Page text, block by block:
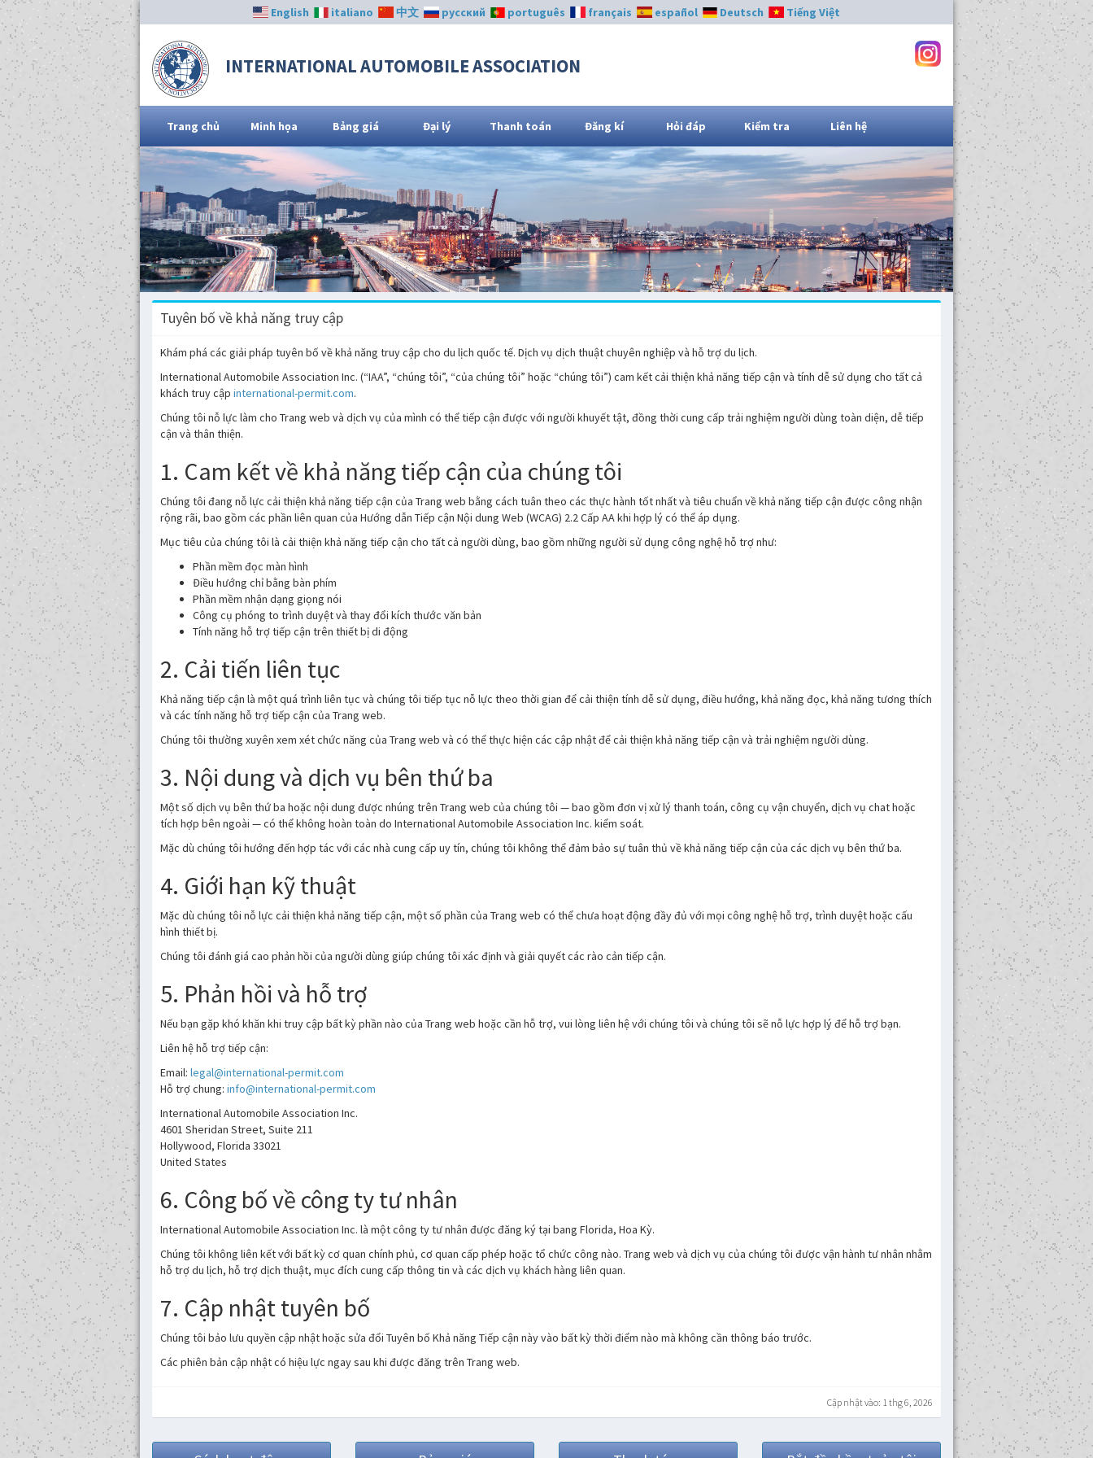
INTERNATIONAL AUTOMOBILE ASSOCIATION
English italiano 中文 русский português français español Deutsch Tiếng Việt
Trang chủ Minh họa Bảng giá Đại lý Thanh toán Đăng kí Hỏi đáp Kiểm tra Liên hệ
Tuyên bố về khả năng truy cập
Khám phá các giải pháp tuyên bố về khả năng truy cập cho du lịch quốc tế. Dịch vụ dịch thuật chuyên nghiệp và hỗ trợ du lịch.
International Automobile Association Inc. (“IAA”, “chúng tôi”, “của chúng tôi” hoặc “chúng tôi”) cam kết cải thiện khả năng tiếp cận và tính dễ sử dụng cho tất cả
khách truy cập international-permit.com.
Chúng tôi nỗ lực làm cho Trang web và dịch vụ của mình có thể tiếp cận được với người khuyết tật, đồng thời cung cấp trải nghiệm người dùng toàn diện, dễ tiếp
cận và thân thiện.
1. Cam kết về khả năng tiếp cận của chúng tôi
Chúng tôi đang nỗ lực cải thiện khả năng tiếp cận của Trang web bằng cách tuân theo các thực hành tốt nhất và tiêu chuẩn về khả năng tiếp cận được công nhận
rộng rãi, bao gồm các phần liên quan của Hướng dẫn Tiếp cận Nội dung Web (WCAG) 2.2 Cấp AA khi hợp lý có thể áp dụng.
Mục tiêu của chúng tôi là cải thiện khả năng tiếp cận cho tất cả người dùng, bao gồm những người sử dụng công nghệ hỗ trợ như:
Phần mềm đọc màn hình
Điều hướng chỉ bằng bàn phím
Phần mềm nhận dạng giọng nói
Công cụ phóng to trình duyệt và thay đổi kích thước văn bản
Tính năng hỗ trợ tiếp cận trên thiết bị di động
2. Cải tiến liên tục
Khả năng tiếp cận là một quá trình liên tục và chúng tôi tiếp tục nỗ lực theo thời gian để cải thiện tính dễ sử dụng, điều hướng, khả năng đọc, khả năng tương thích
và các tính năng hỗ trợ tiếp cận của Trang web.
Chúng tôi thường xuyên xem xét chức năng của Trang web và có thể thực hiện các cập nhật để cải thiện khả năng tiếp cận và trải nghiệm người dùng.
3. Nội dung và dịch vụ bên thứ ba
Một số dịch vụ bên thứ ba hoặc nội dung được nhúng trên Trang web của chúng tôi — bao gồm đơn vị xử lý thanh toán, công cụ vận chuyển, dịch vụ chat hoặc
tích hợp bên ngoài — có thể không hoàn toàn do International Automobile Association Inc. kiểm soát.
Mặc dù chúng tôi hướng đến hợp tác với các nhà cung cấp uy tín, chúng tôi không thể đảm bảo sự tuân thủ về khả năng tiếp cận của các dịch vụ bên thứ ba.
4. Giới hạn kỹ thuật
Mặc dù chúng tôi nỗ lực cải thiện khả năng tiếp cận, một số phần của Trang web có thể chưa hoạt động đầy đủ với mọi công nghệ hỗ trợ, trình duyệt hoặc cấu
hình thiết bị.
Chúng tôi đánh giá cao phản hồi của người dùng giúp chúng tôi xác định và giải quyết các rào cản tiếp cận.
5. Phản hồi và hỗ trợ
Nếu bạn gặp khó khăn khi truy cập bất kỳ phần nào của Trang web hoặc cần hỗ trợ, vui lòng liên hệ với chúng tôi và chúng tôi sẽ nỗ lực hợp lý để hỗ trợ bạn.
Liên hệ hỗ trợ tiếp cận:
Email: legal@international-permit.com
Hỗ trợ chung: info@international-permit.com
International Automobile Association Inc.
4601 Sheridan Street, Suite 211
Hollywood, Florida 33021
United States
6. Công bố về công ty tư nhân
International Automobile Association Inc. là một công ty tư nhân được đăng ký tại bang Florida, Hoa Kỳ.
Chúng tôi không liên kết với bất kỳ cơ quan chính phủ, cơ quan cấp phép hoặc tổ chức công nào. Trang web và dịch vụ của chúng tôi được vận hành tư nhân nhằm
hỗ trợ du lịch, hỗ trợ dịch thuật, mục đích cung cấp thông tin và các dịch vụ khách hàng liên quan.
7. Cập nhật tuyên bố
Chúng tôi bảo lưu quyền cập nhật hoặc sửa đổi Tuyên bố Khả năng Tiếp cận này vào bất kỳ thời điểm nào mà không cần thông báo trước.
Các phiên bản cập nhật có hiệu lực ngay sau khi được đăng trên Trang web.
Cập nhật vào: 1 thg 6, 2026